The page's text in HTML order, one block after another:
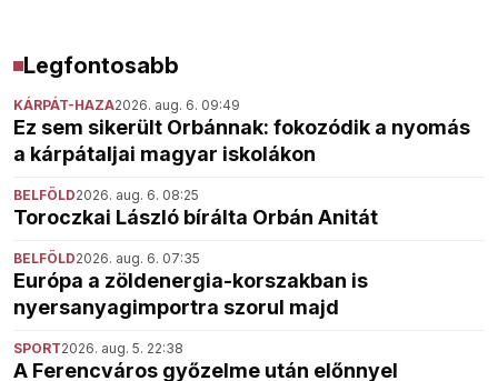
Legfontosabb
KÁRPÁT-HAZA2026. aug. 6. 09:49
Ez sem sikerült Orbánnak: fokozódik a nyomás
a kárpátaljai magyar iskolákon
BELFÖLD2026. aug. 6. 08:25
Toroczkai László bírálta Orbán Anitát
BELFÖLD2026. aug. 6. 07:35
Európa a zöldenergia-korszakban is
nyersanyagimportra szorul majd
SPORT2026. aug. 5. 22:38
A Ferencváros győzelme után előnnyel